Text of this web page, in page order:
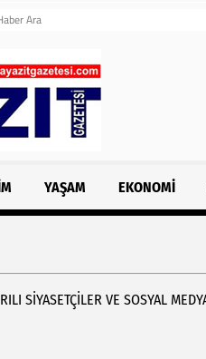
YAŞAM EKONOMI
SİYASETÇİLER VE SOSYAL